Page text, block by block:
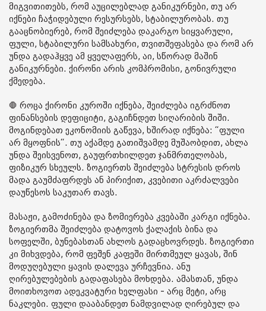
მიგვითითებს, რომ აუცილებლად განიკურნები, თუ არ
იქნები ჩაჭიდებული რესურსებს, სტაბილურობას. თუ
გააცნობიერებ, რომ შეიძლება დაკარგო სიყვარული,
ფული, სტაბილური სამსახური, თვითშეფასება და რომ არ
უნდა გადაჰყვე ამ ყველაფერს, აი, სწორად მაშინ
განიკურნები. ქირონი არის კომპრომისი, გონივრული
ქმედება.
🛑 როცა ქირონი კუროში იქნება, შეიძლება იგრძნოთ
ფინანსების დეფიციტი, გაგიჩნდეთ სიღარიბის შიში.
მოგინდებათ ეკონომიის გაწევა, ხშირად იქნება: “ფული
არ მყოფნის“. თუ აქამდე გათიშვამდე მუშაობდით, ახლა
უნდა შეისვენოთ, გაუფრთხილდეთ ჯანმრთელობას,
ფიზიკურ სხეულს. ზოგიერთს შეიძლება სტრესის დროს
მადა გაუმძაფრდეს ან პირიქით, კვებითი აკრძალვები
დაუწესოს საკუთარ თავს.
მასაჟი, გამოძინება და ზომიერება კვებაში კარგი იქნება.
ზოგიერთმა შეიძლება დატოვოს ქალაქის ბინა და
სოფელში, ბუნებასთან ახლოს გადაცხოვრდეს. ზოგიერთი
კი მიხვდება, რომ ფეშენ კაფეში მირთმეულ ყავას, შინ
მოდუღებული ყავის დალევა ურჩევნია. ანუ
ღირებულებების გადაფასება მოხდება. ამასთან, უნდა
მოითხოვოთ ადეკვატური ხელფასი - არც მეტი, არც
ნაკლები. ფული დააბანდეთ ნამდვილად ღირებულ და